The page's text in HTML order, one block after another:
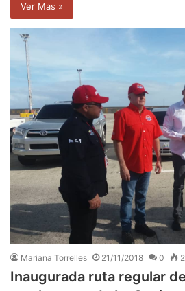
Ver Mas »
Mariana Torrelles 21/11/2018 0
Inaugurada ruta regular